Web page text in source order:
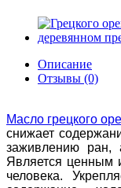
Описание
Отзывы (0)
Масло грецкого
снижает
заживлению ран,
Является ценным
человека.